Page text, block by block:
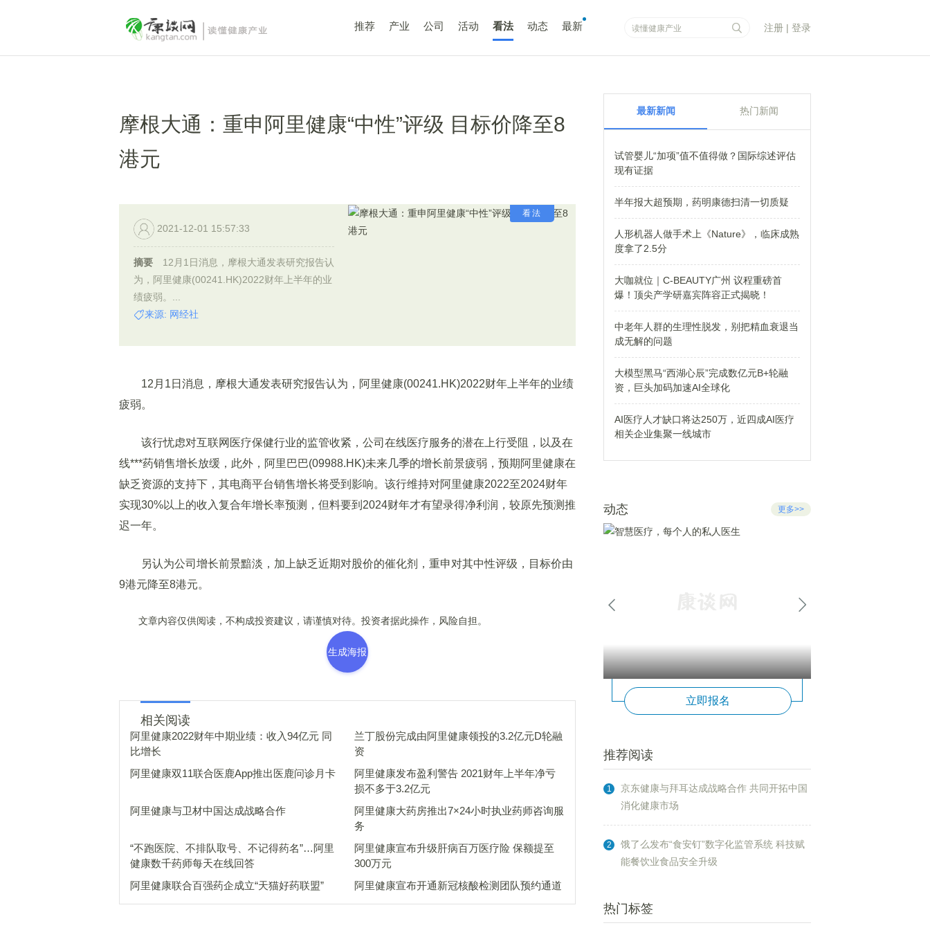
推荐 产业 公司 活动 看法 动态 最新 注册 | 登录
摩根大通：重申阿里健康“中性”评级 目标价降至8
港元
看法
2021-12-01 15:57:33
摘要
12月1日消息，摩根大通发表研究报告认
为，阿里健康(00241.HK)2022财年上半年的业
绩疲弱。...
来源: 网经社
12月1日消息，摩根大通发表研究报告认为，阿里健康(00241.HK)2022财年上半年的业绩
疲弱。
该行忧虑对互联网医疗保健行业的监管收紧，公司在线医疗服务的潜在上行受阻，以及在
线***药销售增长放缓，此外，阿里巴巴(09988.HK)未来几季的增长前景疲弱，预期阿里健康在
缺乏资源的支持下，其电商平台销售增长将受到影响。该行维持对阿里健康2022至2024财年
实现30%以上的收入复合年增长率预测，但料要到2024财年才有望录得净利润，较原先预测推
迟一年。
另认为公司增长前景黯淡，加上缺乏近期对股价的催化剂，重申对其中性评级，目标价由
9港元降至8港元。
文章内容仅供阅读，不构成投资建议，请谨慎对待。投资者据此操作，风险自担。
生成海报
相关阅读
阿里健康2022财年中期业绩：收入94亿元 同
比增长
兰丁股份完成由阿里健康领投的3.2亿元D轮融
资
阿里健康双11联合医鹿App推出医鹿问诊月卡
阿里健康发布盈利警告 2021财年上半年净亏
损不多于3.2亿元
阿里健康与卫材中国达成战略合作
阿里健康大药房推出7×24小时执业药师咨询服
务
“不跑医院、不排队取号、不记得药名”…阿里
健康数千药师每天在线回答
阿里健康宣布升级肝病百万医疗险 保额提至
300万元
阿里健康联合百强药企成立“天猫好药联盟”
阿里健康宣布开通新冠核酸检测团队预约通道
最新新闻 热门新闻
试管婴儿“加项”值不值得做？国际综述评估
现有证据
半年报大超预期，药明康德扫清一切质疑
人形机器人做手术上《Nature》，临床成熟
度拿了2.5分
大咖就位｜C-BEAUTY广州 议程重磅首
爆！顶尖产学研嘉宾阵容正式揭晓！
中老年人群的生理性脱发，别把精血衰退当
成无解的问题
大模型黑马“西湖心辰”完成数亿元B+轮融
资，巨头加码加速AI全球化
AI医疗人才缺口将达250万，近四成AI医疗
相关企业集聚一线城市
动态 更多>>
立即报名
推荐阅读
1
京东健康与拜耳达成战略合作 共同开拓中国
消化健康市场
2
饿了么发布“食安钉”数字化监管系统 科技赋
能餐饮业食品安全升级
热门标签